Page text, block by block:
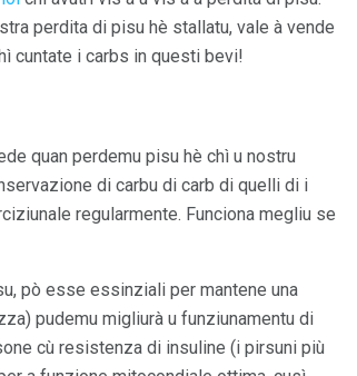
perdita di pisu hè stallatu, vale à vende
cuntate i carbs in questi bevi!
quan perdemu pisu hè chì u nostru
di carbu di carb di quelli di i
regularmente. Funciona megliu se
pò esse essinziali per mantene una
pudemu migliurà u funziunamentu di
cù resistenza di insuline (i pirsuni più